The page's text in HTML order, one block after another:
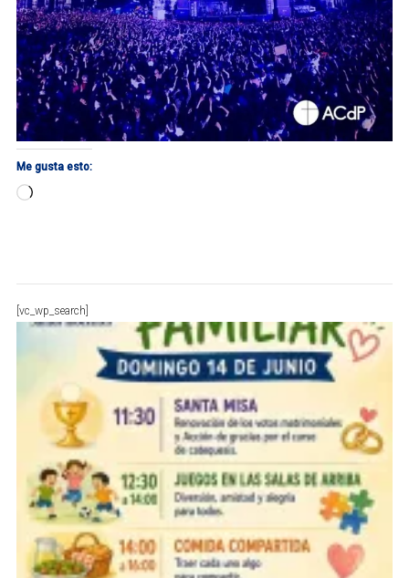
Me gusta esto:
Cargando...
[vc_wp_search]